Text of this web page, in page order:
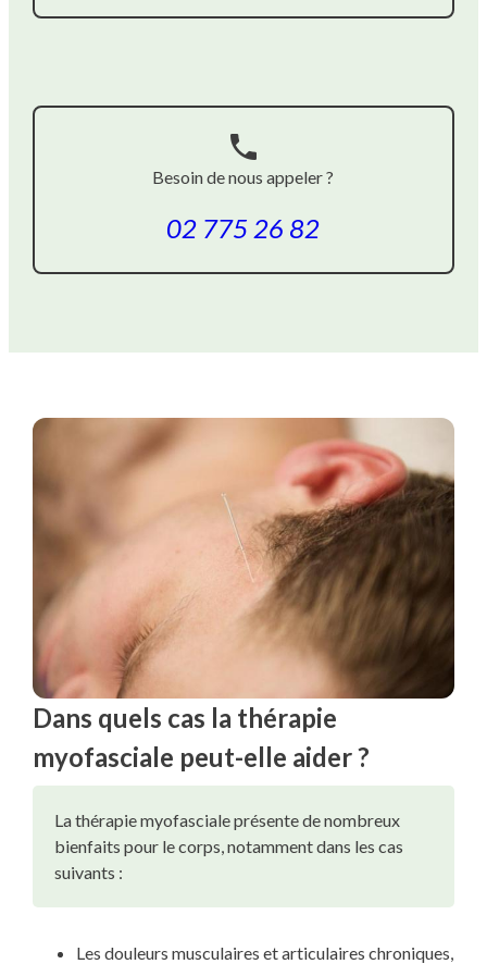
phone
Besoin de nous appeler ?
02 775 26 82
Dans quels cas la thérapie
myofasciale peut-elle aider ?
La thérapie myofasciale présente de nombreux
bienfaits pour le corps, notamment dans les cas
suivants :
Les douleurs musculaires et articulaires chroniques,